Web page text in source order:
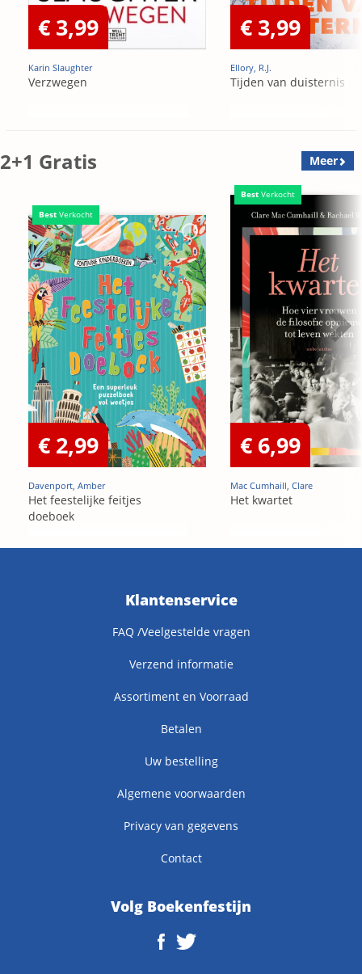
€ 3,99
Karin Slaughter
Verzwegen
€ 3,99
Ellory, R.J.
Tijden van duisternis
2+1 Gratis Meer
Best Verkocht
€ 2,99
Davenport, Amber
Het feestelijke feitjes
doeboek
Best Verkocht
€ 6,99
Mac Cumhaill, Clare
Het kwartet
Klantenservice
FAQ /Veelgestelde vragen
Verzend informatie
Assortiment en Voorraad
Betalen
Uw bestelling
Algemene voorwaarden
Privacy van gegevens
Contact
Volg Boekenfestijn